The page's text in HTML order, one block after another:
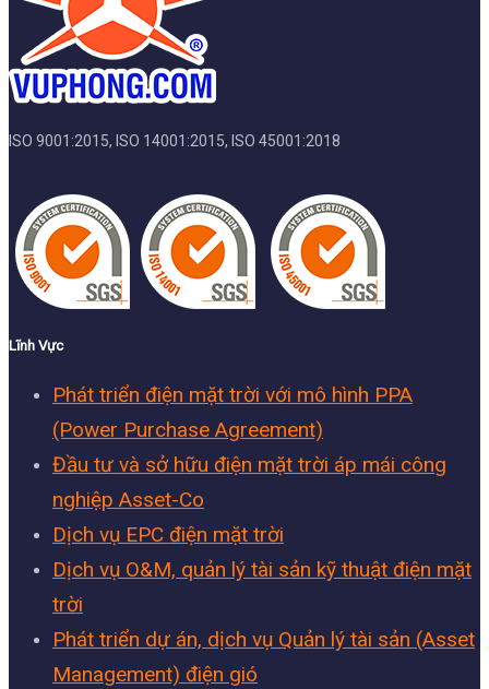
ISO 9001:2015, ISO 14001:2015, ISO 45001:2018
Lĩnh Vực
Phát triển điện mặt trời với mô hình PPA
(Power Purchase Agreement)
Đầu tư và sở hữu điện mặt trời áp mái công
nghiệp Asset-Co
Dịch vụ EPC điện mặt trời
Dịch vụ O&M, quản lý tài sản kỹ thuật điện mặt
trời
Phát triển dự án, dịch vụ Quản lý tài sản (Asset
Management) điện gió